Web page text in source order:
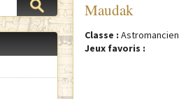
Maudak
Classe :Astromancien
Jeux favoris :